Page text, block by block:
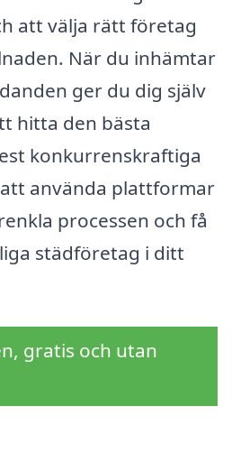
att välja rätt företag
När du inhämtar
ger du dig själv
hitta den bästa
konkurrenskraftiga
använda plattformar
processen och få
städföretag i ditt
gratis och utan